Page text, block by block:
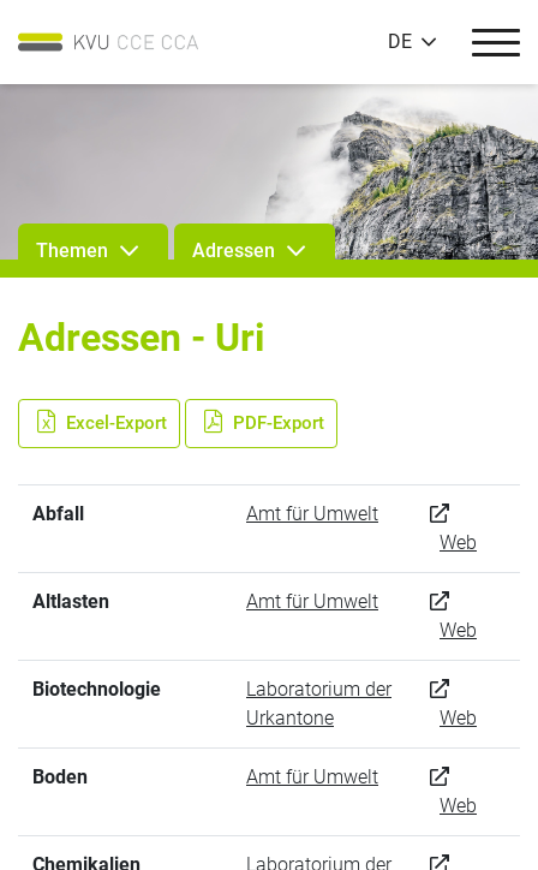
DE
Themen Adressen
Adressen - Uri
Excel-Export PDF-Export
Abfall
Amt für Umwelt
Web
Altlasten
Amt für Umwelt
Web
Biotechnologie
Laboratorium der
Urkantone
Web
Boden
Amt für Umwelt
Web
Chemikalien
Laboratorium der